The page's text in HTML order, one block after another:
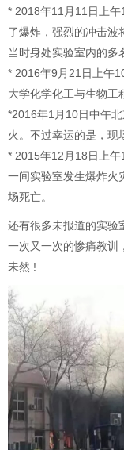
* 2018年11月11日上
了爆炸，强烈的冲击波
当时身处实验室内的多
* 2016年9月21日上午
大学化学化工与生物工
*2016年1月10日中午
火。不过幸运的是，现
* 2015年12月18日上
一间实验室发生爆炸火
场死亡。
还有很多未报道的实验
一次又一次的惨痛教训
未然 !